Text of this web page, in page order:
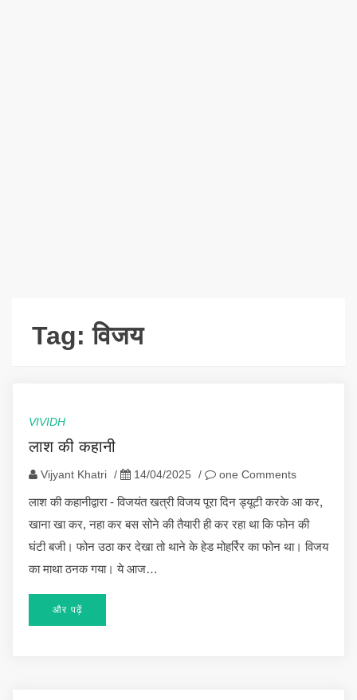
Tag:विजय
VIVIDH
लाश की कहानी
Vijyant Khatri / 14/04/2025 / one Comments
लाश की कहानीद्वारा - विजयंत खत्री ​विजय पूरा दिन ड्यूटी करके आ कर,
खाना खा कर, नहा कर बस सोने की तैयारी ही कर रहा था कि फोन की
घंटी बजी। फोन उठा कर देखा तो थाने के हेड मोहर्रिर का फोन था। विजय
का माथा ठनक गया। ये आज…
और पढ़ें